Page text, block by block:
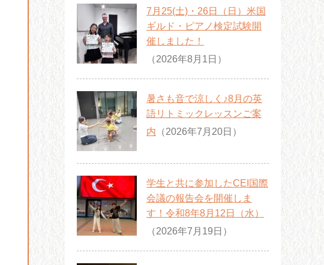
7月25(土)・26日（日）米国
ギルド・ピアノ検定試験開
催しました！
（2026年8月1日）
暑さも音で涼しく♪8月の英
語リトミックレッスンご案
内 （2026年7月20日）
学生と共に参加したCEI国際
会議の報告会を開催しま
す！令和8年8月12日（水）
（2026年7月19日）